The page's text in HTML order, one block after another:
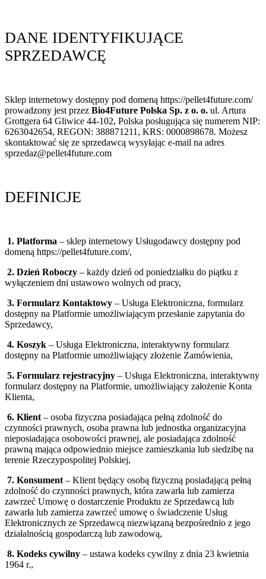
DANE IDENTYFIKUJĄCE
SPRZEDAWCĘ
Sklep internetowy dostępny pod domeną https://pellet4future.com/
prowadzony jest przez Bio4Future Polska Sp. z o. o. ul. Artura
Grottgera 64 Gliwice 44-102, Polska posługująca się numerem NIP:
6263042654, REGON: 388871211, KRS: 0000898678. Możesz
skontaktować się ze sprzedawcą wysyłając e-mail na adres
sprzedaz@pellet4future.com
DEFINICJE
1. Platforma – sklep internetowy Usługodawcy dostępny pod
domeną https://pellet4future.com/,
2. Dzień Roboczy – każdy dzień od poniedziałku do piątku z
wyłączeniem dni ustawowo wolnych od pracy,
3. Formularz Kontaktowy – Usługa Elektroniczna, formularz
dostępny na Platformie umożliwiającym przesłanie zapytania do
Sprzedawcy,
4. Koszyk – Usługa Elektroniczna, interaktywny formularz
dostępny na Platformie umożliwiający złożenie Zamówienia,
5. Formularz rejestracyjny – Usługa Elektroniczna, interaktywny
formularz dostępny na Platformie, umożliwiający założenie Konta
Klienta,
6. Klient – osoba fizyczna posiadająca pełną zdolność do
czynności prawnych, osoba prawna lub jednostka organizacyjna
nieposiadająca osobowości prawnej, ale posiadająca zdolność
prawną mająca odpowiednio miejsce zamieszkania lub siedzibę na
terenie Rzeczypospolitej Polskiej,
7. Konsument – Klient będący osobą fizyczną posiadającą pełną
zdolność do czynności prawnych, która zawarła lub zamierza
zawrzeć Umowę o dostarczenie Produktu ze Sprzedawcą lub
zawarła lub zamierza zawrzeć umowę o świadczenie Usług
Elektronicznych ze Sprzedawcą niezwiązaną bezpośrednio z jego
działalnością gospodarczą lub zawodową,
8. Kodeks cywilny – ustawa kodeks cywilny z dnia 23 kwietnia
1964 r.,